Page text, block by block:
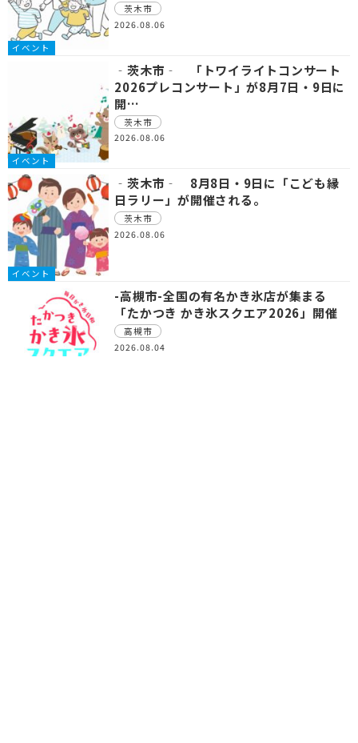
イベント
茨木市
2026.08.06
イベント
‐茨木市‐ 「トワイライトコンサート
2026プレコンサート」が8月7日・9日に
開…
茨木市
2026.08.06
イベント
‐茨木市‐ 8月8日・9日に「こども縁
日ラリー」が開催される。
茨木市
2026.08.06
-高槻市-全国の有名かき氷店が集まる
「たかつき かき氷スクエア2026」開催
高槻市
2026.08.04